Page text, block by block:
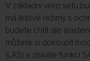
V základní verzi setu
má letové režimy s
budete chtít ale
můžete si dokoupit
(LAS) a získáte funkci